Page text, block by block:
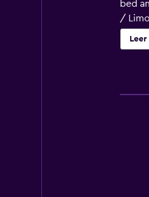
bed
/
Leer